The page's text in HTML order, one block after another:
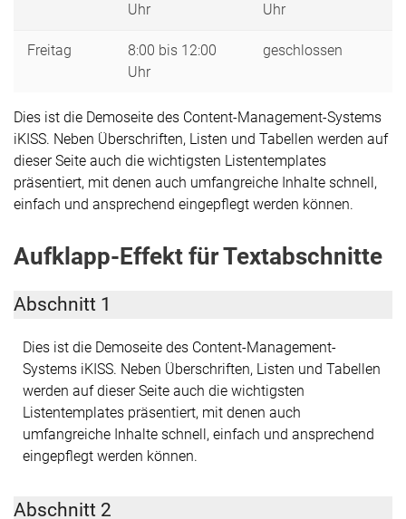
Uhr
Uhr
Freitag
8:00 bis 12:00
Uhr
geschlossen
Dies ist die Demoseite des Content-Management-Systems
iKISS. Neben Überschriften, Listen und Tabellen werden auf
dieser Seite auch die wichtigsten Listentemplates
präsentiert, mit denen auch umfangreiche Inhalte schnell,
einfach und ansprechend eingepflegt werden können.
Aufklapp-Effekt für Textabschnitte
Abschnitt 1
Dies ist die Demoseite des Content-Management-
Systems iKISS. Neben Überschriften, Listen und Tabellen
werden auf dieser Seite auch die wichtigsten
Listentemplates präsentiert, mit denen auch
umfangreiche Inhalte schnell, einfach und ansprechend
eingepflegt werden können.
Abschnitt 2